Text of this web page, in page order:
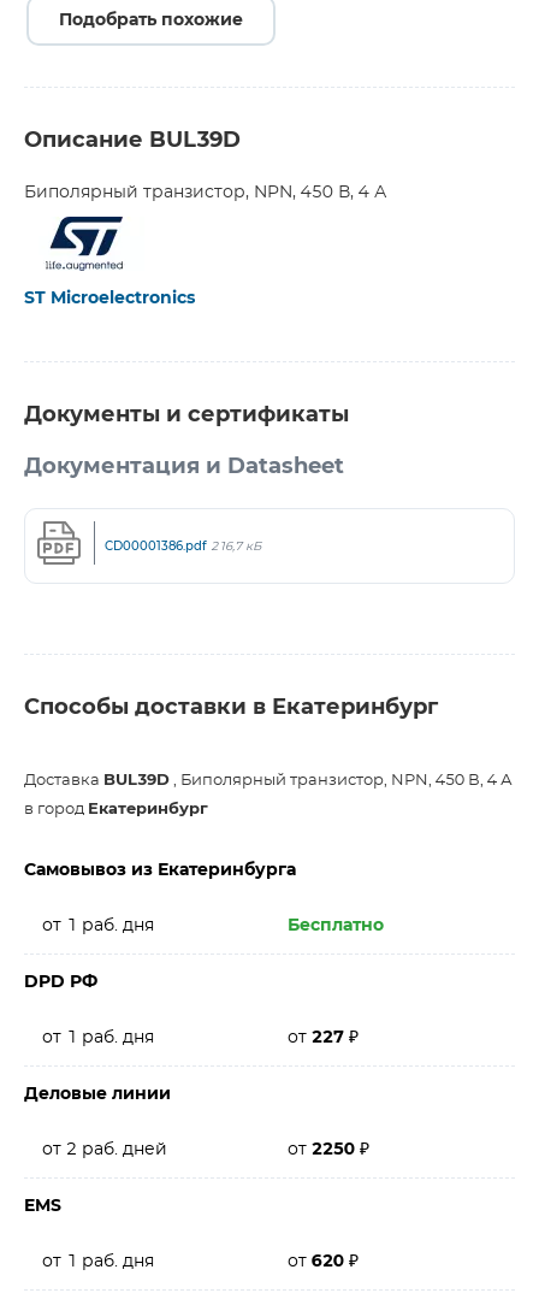
Подобрать похожие
Описание BUL39D
Биполярный транзистор, NPN, 450 В, 4 А
ST Microelectronics
Документы и сертификаты
Документация и Datasheet
CD00001386.pdf 216,7 кБ
Способы доставки в Екатеринбург
Доставка BUL39D , Биполярный транзистор, NPN, 450 В, 4 А
в город Екатеринбург
Самовывоз из Екатеринбурга
от 1 раб. дня Бесплатно
DPD РФ
от 1 раб. дня от 227 ₽
Деловые линии
от 2 раб. дней от 2250 ₽
EMS
от 1 раб. дня от 620 ₽